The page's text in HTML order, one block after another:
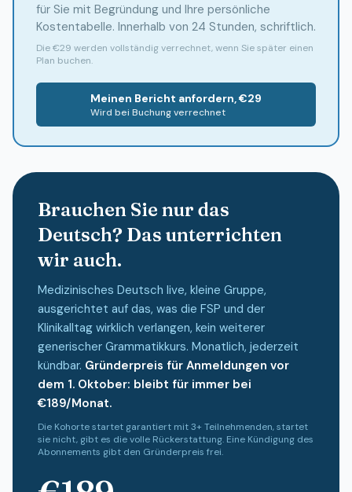
für Sie mit Begründung und Ihre persönliche
Kostentabelle. Innerhalb von 24 Stunden, schriftlich.
Die €29 werden vollständig verrechnet, wenn Sie später einen
Plan buchen.
Meinen Bericht anfordern, €29
Wird bei Buchung verrechnet
Brauchen Sie nur das
Deutsch? Das unterrichten
wir auch.
Medizinisches Deutsch live, kleine Gruppe,
ausgerichtet auf das, was die FSP und der
Klinikalltag wirklich verlangen, kein weiterer
generischer Grammatikkurs. Monatlich, jederzeit
kündbar. Gründerpreis für Anmeldungen vor
dem 1. Oktober: bleibt für immer bei
€189/Monat.
Die Kohorte startet garantiert mit 3+ Teilnehmenden, startet
sie nicht, gibt es die volle Rückerstattung. Eine Kündigung des
Abonnements gibt den Gründerpreis frei.